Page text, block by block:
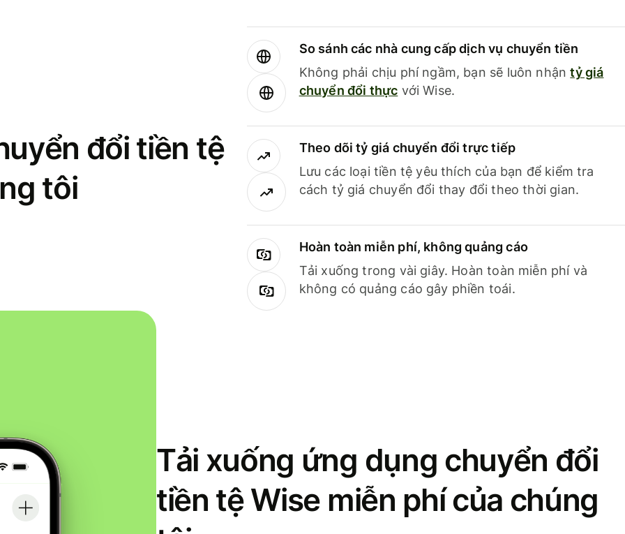
đổi tiền tệ
tôi
So sánh các nhà cung cấp dịch vụ chuyển tiền
Không phải chịu phí ngầm, bạn sẽ luôn nhậntỷ giá
chuyển đổi thực với Wise.
Theo dõi tỷ giá chuyển đổi trực tiếp
Lưu các loại tiền tệ yêu thích của bạn để kiểm tra
cách tỷ giá chuyển đổi thay đổi theo thời gian.
Hoàn toàn miễn phí, không quảng cáo
Tải xuống trong vài giây. Hoàn toàn miễn phí và
không có quảng cáo gây phiền toái.
Tải xuống ứng dụng chuyển đổi
tiền tệ Wise miễn phí của chúng